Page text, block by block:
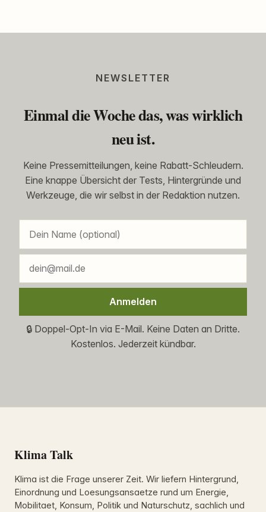
NEWSLETTER
Einmal die Woche das, was wirklich
neu ist.
Keine Pressemitteilungen, keine Rabatt-Schleudern.
Eine knappe Übersicht der Tests, Hintergründe und
Werkzeuge, die wir selbst in der Redaktion nutzen.
Anmelden
🔒 Doppel-Opt-In via E-Mail. Keine Daten an Dritte.
Kostenlos. Jederzeit kündbar.
Klima Talk
Klima ist die Frage unserer Zeit. Wir liefern Hintergrund,
Einordnung und Loesungsansaetze rund um Energie,
Mobilitaet, Konsum, Politik und Naturschutz, sachlich und